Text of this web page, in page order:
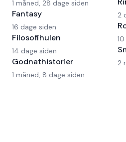
1 måned, 28 dage siden
Fantasy
16 dage siden
Filosofihulen
14 dage siden
Godnathistorier
1 måned, 8 dage siden
2
2